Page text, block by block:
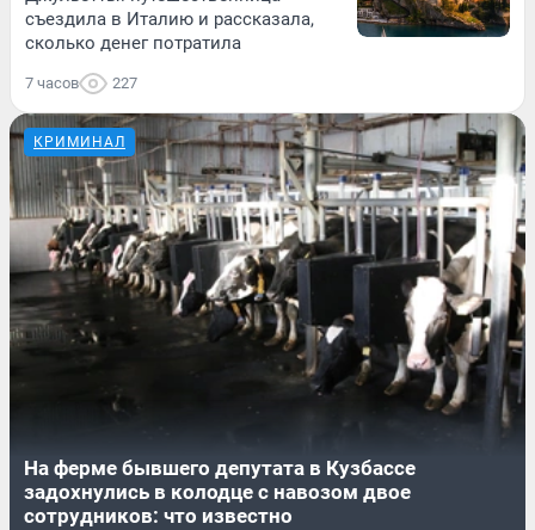
съездила в Италию и рассказала,
сколько денег потратила
7 часов 227
КРИМИНАЛ
На ферме бывшего депутата в Кузбассе
задохнулись в колодце с навозом двое
сотрудников: что известно